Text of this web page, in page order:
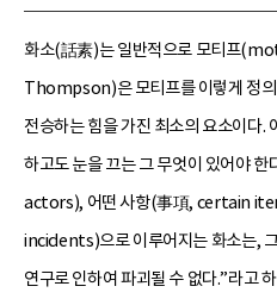
화소(話素)는 일반적으로 모티프
Thompson)은 모티프를 이렇게 정의
전승하는 힘을 가진 최소의 요소이다
하고도 눈을 끄는 그 무엇이 있어야
actors), 어떤 사항(事項, certain
incidents)으로 이루어지는 화소는,
연구로 인하여 파괴될 수 없다.”라고